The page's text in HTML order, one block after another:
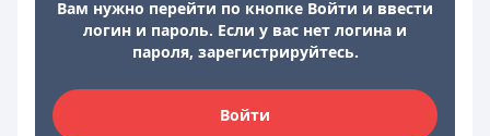
Вам нужно перейти по кнопке Войти и ввести
логин и пароль. Если у вас нет логина и
пароля, зарегистрируйтесь.
Войти